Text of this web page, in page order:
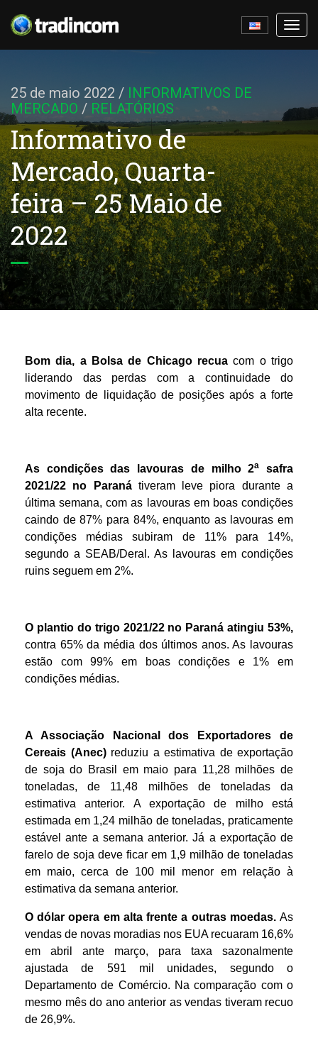
25 de maio 2022 / INFORMATIVOS DE
MERCADO / RELATÓRIOS
Informativo de
Mercado, Quarta-
feira – 25 Maio de
2022
Bom dia, a Bolsa de Chicago recua com o trigo
liderando das perdas com a continuidade do
movimento de liquidação de posições após a forte
alta recente.
As condições das lavouras de milho 2a
safra
2021/22 no Paranátiveram leve piora durante a
última semana, com as lavouras em boas condições
caindo de 87% para 84%, enquanto as lavouras em
condições médias subiram de 11% para 14%,
segundo a SEAB/Deral. As lavouras em condições
ruins seguem em 2%.
O plantio do trigo 2021/22 no Paraná atingiu 53%,
contra 65% da média dos últimos anos. As lavouras
estão com 99% em boas condições e 1% em
condições médias.
A Associação Nacional dos Exportadores de
Cereais (Anec)reduziu a estimativa de exportação
de soja do Brasil em maio para 11,28 milhões de
toneladas, de 11,48 milhões de toneladas da
estimativa anterior. A exportação de milho está
estimada em 1,24 milhão de toneladas, praticamente
estável ante a semana anterior. Já a exportação de
farelo de soja deve ficar em 1,9 milhão de toneladas
em maio, cerca de 100 mil menor em relação à
estimativa da semana anterior.
O dólar opera em alta frente a outras moedas. As
vendas de novas moradias nos EUA recuaram 16,6%
em abril ante março, para taxa sazonalmente
ajustada de 591 mil unidades, segundo o
Departamento de Comércio. Na comparação com o
mesmo mês do ano anterior as vendas tiveram recuo
de 26,9%.